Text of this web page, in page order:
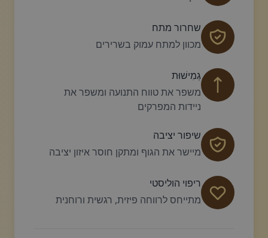
שחרור מתח
מכוון למתח עמוק בשרירים
גְמִישׁוּת
משפר את טווח התנועה ומשפר את
ניידות המפרקים
שיפור יציבה
מיישר את הגוף ומתקן חוסר איזון יציבה
ריפוי הוליסטי
מתייחס לרווחה פיזית, רגשית ורוחנית